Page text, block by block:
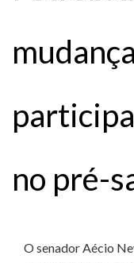
no pré-
O senador Aécio